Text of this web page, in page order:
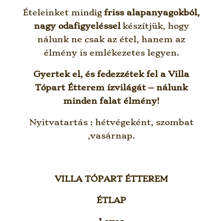
Ételeinket mindigfriss alapanyagokból,
nagy odafigyelésselkészítjük, hogy
nálunk ne csak az étel, hanem az
élmény is emlékezetes legyen.
Gyertek el, és fedezzétek fel a Villa
Tópart Étterem ízvilágát – nálunk
minden falat élmény!
Nyitvatartás : hétvégeként, szombat
,vasárnap.
VILLA TÓPART ÉTTEREM
ÉTLAP